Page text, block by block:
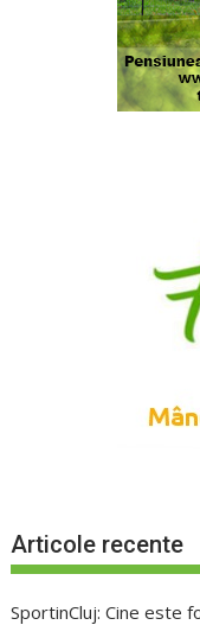
Articole recente
SportinCluj: Cine este